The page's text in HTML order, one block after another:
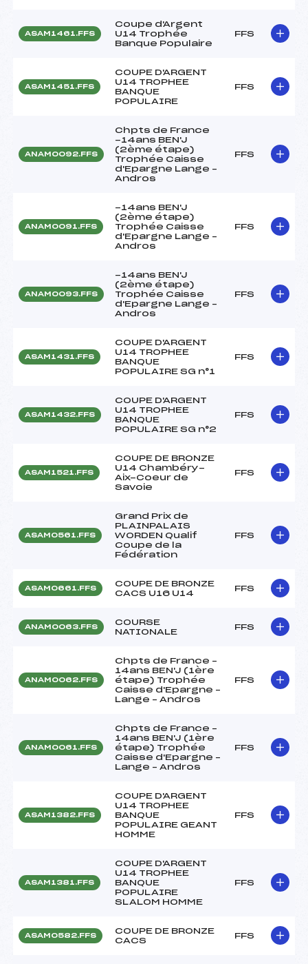
ASAM1461.FFS
Coupe d'Argent
U14 Trophée
Banque Populaire
FFS
ASAM1451.FFS
COUPE D'ARGENT
U14 TROPHEE
BANQUE
POPULAIRE
FFS
ANAM0092.FFS
Chpts de France
-14ans BEN'J
(2ème étape)
Trophée Caisse
d'Epargne Lange –
Andros
FFS
ANAM0091.FFS
-14ans BEN'J
(2ème étape)
Trophée Caisse
d'Epargne Lange –
Andros
FFS
ANAM0093.FFS
-14ans BEN'J
(2ème étape)
Trophée Caisse
d'Epargne Lange –
Andros
FFS
ASAM1431.FFS
COUPE D'ARGENT
U14 TROPHEE
BANQUE
POPULAIRE SG n°1
FFS
ASAM1432.FFS
COUPE D'ARGENT
U14 TROPHEE
BANQUE
POPULAIRE SG n°2
FFS
ASAM1521.FFS
COUPE DE BRONZE
U14 Chambéry-
Aix-Coeur de
Savoie
FFS
ASAM0561.FFS
Grand Prix de
PLAINPALAIS
WORDEN Qualif
Coupe de la
Fédération
FFS
ASAM0661.FFS
COUPE DE BRONZE
CACS U16 U14
FFS
ANAM0063.FFS
COURSE
NATIONALE
FFS
ANAM0062.FFS
Chpts de France –
14ans BEN'J (1ère
étape) Trophée
Caisse d'Epargne –
Lange – Andros
FFS
ANAM0061.FFS
Chpts de France –
14ans BEN'J (1ère
étape) Trophée
Caisse d'Epargne –
Lange – Andros
FFS
ASAM1382.FFS
COUPE D'ARGENT
U14 TROPHEE
BANQUE
POPULAIRE GEANT
HOMME
FFS
ASAM1381.FFS
COUPE D'ARGENT
U14 TROPHEE
BANQUE
POPULAIRE
SLALOM HOMME
FFS
ASAM0582.FFS
COUPE DE BRONZE
CACS
FFS